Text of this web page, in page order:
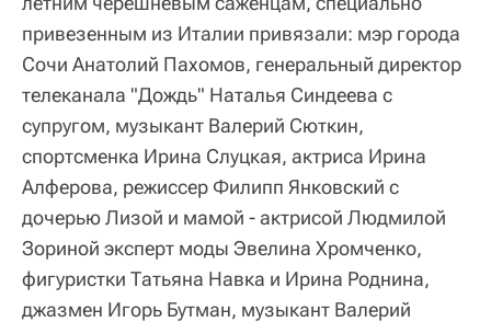
привезенным из Италии привязали: мэр города
Сочи Анатолий Пахомов, генеральный директор
телеканала "Дождь" Наталья Синдеева с
супругом, музыкант Валерий Сюткин,
спортсменка Ирина Слуцкая, актриса Ирина
Алферова, режиссер Филипп Янковский с
дочерью Лизой и мамой - актрисой Людмилой
Зориной эксперт моды Эвелина Хромченко,
фигуристки Татьяна Навка и Ирина Роднина,
джазмен Игорь Бутман, музыкант Валерий